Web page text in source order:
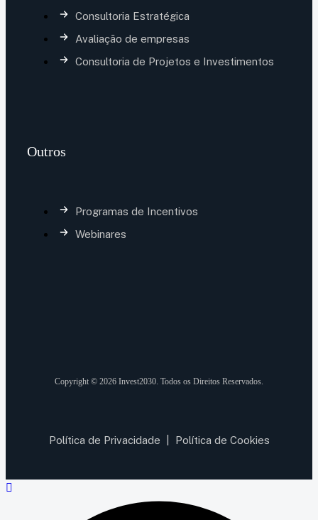
Consultoria Estratégica
Avaliação de empresas
Consultoria de Projetos e Investimentos
Outros
Programas de Incentivos
Webinares
Copyright © 2026 Invest2030. Todos os Direitos Reservados.
Política de Privacidade Política de Cookies